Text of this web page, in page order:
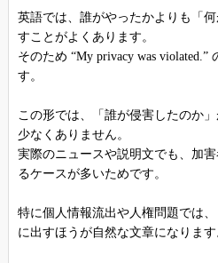
英語では、誰がやったかよりも「
すことがよくあります。
そのため “My privacy was
す。
この形では、「誰が侵害したのか
少なくありません。
実際のニュースや説明文でも、加
るケースが多いためです。
特に個人情報流出や人権問題では
に出すほうが自然な文章になります